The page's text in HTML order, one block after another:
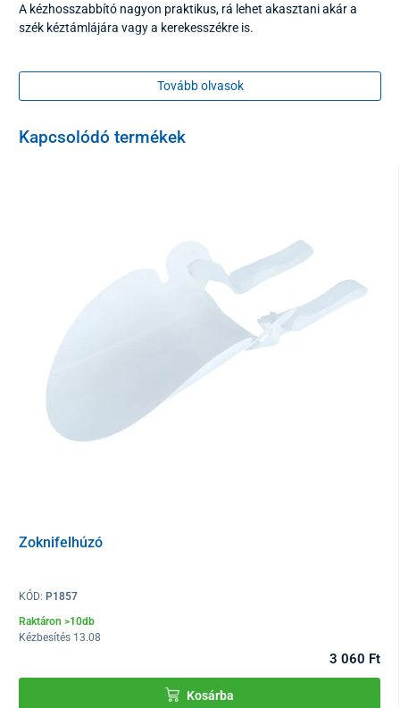
A kézhosszabbító nagyon praktikus, rá lehet akasztani akár a
szék kéztámlájára vagy a kerekesszékre is.
alumíniumból.
Műszaki adatok:
Tovább olvasok
Kapcsolódó termékek
Zoknifelhúzó
KÓD: P1857
Raktáron >10db
Kézbesítés 13.08
3 060 Ft
Kosárba